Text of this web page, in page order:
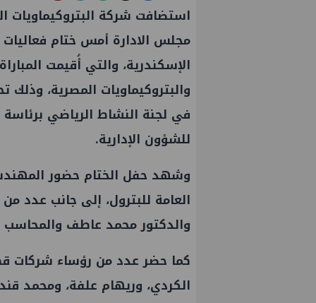
استضافت شركة البتروكيماويات
مجلس الادارة أمس ختام فعاليات
الإسكندرية، والتي أُقيمت
والبتروكيماويات المصرية، وذلك
في لجنة النشاط الرياضي
للشؤون الإدارية.
وشهد حفل الختام حضور
العامة للبترول، إلى جانب عدد
والدكتور محمد عاطف والمحاسب
كما حضر عدد من رؤساء شركات
الكردي، وريهام علفة، ومحمد